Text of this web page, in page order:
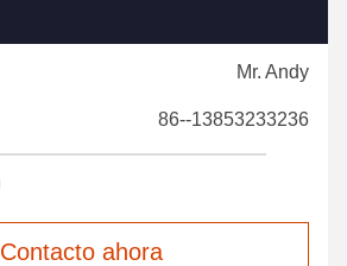
Mr. Andy
86--13853233236
Contacto ahora